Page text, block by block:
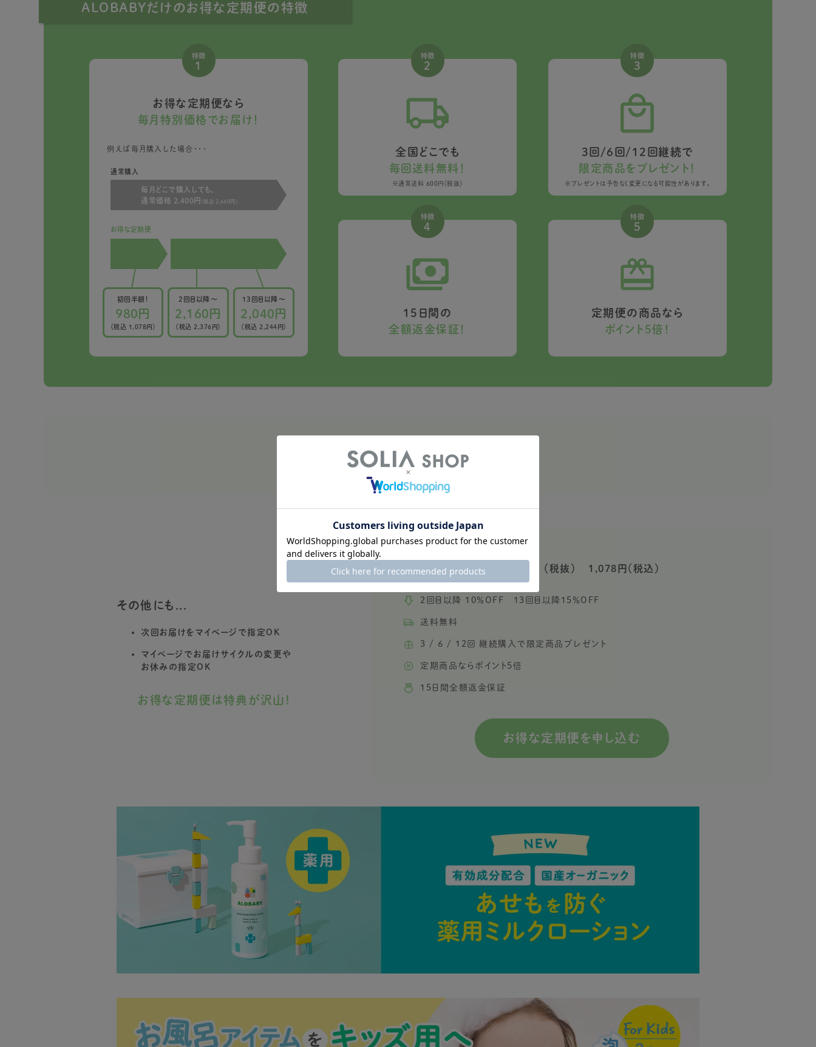
ALOBABYだけのお得な定期便の特徴
特徴
1
お得な定期便なら
毎月特別価格でお届け！
例えば毎月購入した場合・・・
通常購入
毎月どこで購入しても、
通常価格 2,400円 (税込 2,640円)
お得な定期便
初回半額！
980円
（税込 1,078円）
2回目以降〜
2,160円
（税込 2,376円）
13回目以降〜
2,040円
（税込 2,244円）
特徴
2
全国どこでも
毎回送料無料！
※通常送料 600円（税抜）
特徴
3
3回/6回/12回継続で
限定商品をプレゼント！
※プレゼントは予告なく変更になる可能性があります。
特徴
4
15日間の
全額返金保証！
特徴
5
定期便の商品なら
ポイント5倍！
定期便 注意事項
※必ずお読みください
その他にも...
次回お届けをマイページで指定OK
マイページでお届けサイクルの変更や
お休みの指定OK
お得な定期便は特典が沢山！
定期初回価格 980円 （税抜） 1,078円（税込）
2回目以降 10％OFF 13回目以降15％OFF
送料無料
3 / 6 / 12回 継続購入で限定商品プレゼント
定期商品ならポイント5倍
15日間全額返金保証
お得な定期便を申し込む